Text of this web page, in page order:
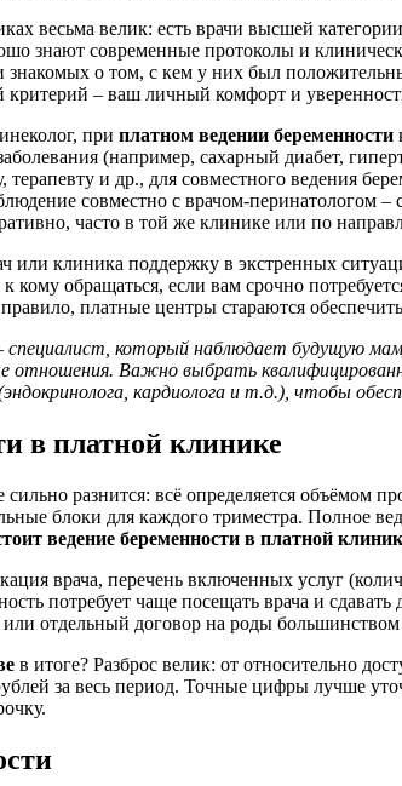
весьма велик: есть врачи высшей
знают современные протоколы и
знакомых о том, с кем у них был
– ваш личный комфорт и
при платном ведении беременности
(например, сахарный диабет,
терапевту и др., для совместного ведения
совместно с врачом-перинатологом
часто в той же клинике или по
или клиника поддержку в экстренных
кому обращаться, если вам срочно
платные центры стараются
специалист, который наблюдает будущую
отношения. Важно выбрать
кардиолога и т.д.), чтобы
в платной клинике
разнится: всё определяется объёмом
блоки для каждого триместра. Полное
ведение беременности в платной
врача, перечень включенных услуг
потребует чаще посещать врача и
отдельный договор на роды
в итоге? Разброс велик: от относительно
за весь период. Точные цифры лучше